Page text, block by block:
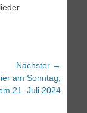
Nächster →
am Sonntag,
21. Juli 2024